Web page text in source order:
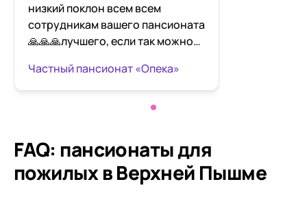
низкий поклон всем всем
сотрудникам вашего пансионата
🙏🙏🙏лучшего, если так можно
варианта ухода в иной мир,
просто нельзя было придумать🙏
🙏🙏мы очень благодарны Вам,
условиях, с таким отношением к
себе и последние дни своей
жизни видел постоянную заботу
и внимание. Огромное спасибо
Частный пансионат «Опека»
FAQ: пансионаты для
пожилых в Верхней Пышме